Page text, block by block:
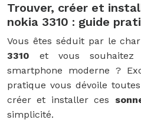
Trouver, créer et
nokia 3310 : guide
Vous êtes séduit par le
3310 et vous
smartphone moderne ?
pratique vous dévoile
créer et installer ces
simplicité.